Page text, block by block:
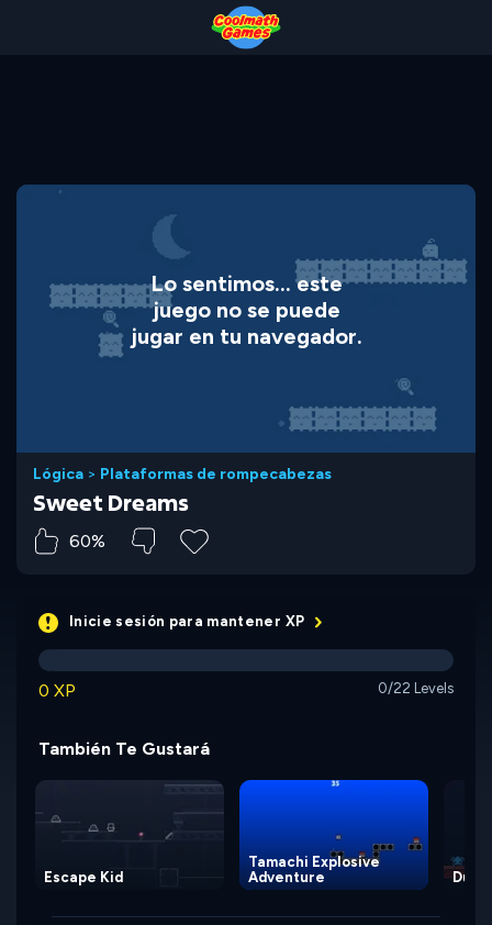
Lo sentimos... este
juego no se puede
jugar en tu navegador.
Lógica > Plataformas de rompecabezas
Sweet Dreams
60%
Inicie sesión para mantener XP
0 XP 0/22 Levels
También Te Gustará
Escape Kid
Tamachi Explosive
Adventure